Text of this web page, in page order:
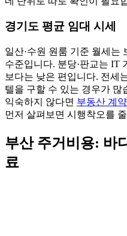
경기도 평균 임대 시세
일산·수원 원룸 기준 월세는
수준입니다. 분당·판교는 IT
보다는 낮은 편입니다. 전세
텔을 구할 수 있는 경우가 많
익숙하지 않다면 부동산 계
먼저 살펴보면 시행착오를
부산 주거비용: 바
료